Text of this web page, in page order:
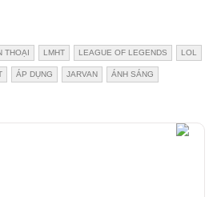
THOẠI LMHT LEAGUE OF LEGENDS LOL
ÁP DỤNG JARVAN ÁNH SÁNG